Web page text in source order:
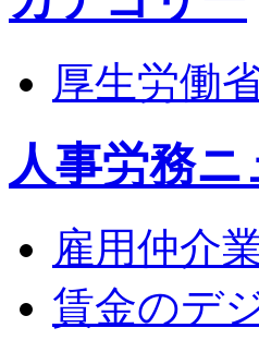
厚生労働
人事労務ニ
雇用仲介
賃金のデ